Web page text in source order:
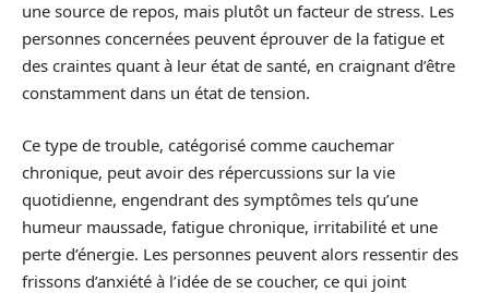
une source de repos, mais plutôt un facteur de stress. Les
personnes concernées peuvent éprouver de la fatigue et
des craintes quant à leur état de santé, en craignant d’être
constamment dans un état de tension.
Ce type de trouble, catégorisé comme cauchemar
chronique, peut avoir des répercussions sur la vie
quotidienne, engendrant des symptômes tels qu’une
humeur maussade, fatigue chronique, irritabilité et une
perte d’énergie. Les personnes peuvent alors ressentir des
frissons d’anxiété à l’idée de se coucher, ce qui joint